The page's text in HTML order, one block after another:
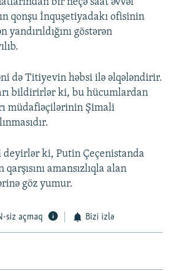
bir neçə saat əvvəl
qonşu İnquşetiyadakı ofisinin
göstərən
də Titiyevin həbsi ilə əlqələndirir.
bildirirlər ki, bu hücumlardan
müdafiəçilərinin Şimali
ki, Putin Çeçenistanda
amansızlıqla alan
göz yumur.
siz açmaq Bizi izlə